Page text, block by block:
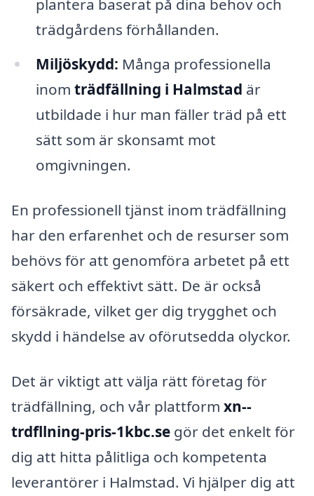
trädgårdens förhållanden.
Miljöskydd: Många professionella
inom trädfällning i Halmstad är
utbildade i hur man fäller träd på ett
sätt som är skonsamt mot
omgivningen.
En professionell tjänst inom trädfällning
har den erfarenhet och de resurser som
behövs för att genomföra arbetet på ett
säkert och effektivt sätt. De är också
försäkrade, vilket ger dig trygghet och
skydd i händelse av oförutsedda olyckor.
Det är viktigt att välja rätt företag för
trädfällning, och vår plattform xn--
trdfllning-pris-1kbc.se gör det enkelt för
dig att hitta pålitliga och kompetenta
leverantörer i Halmstad. Vi hjälper dig att